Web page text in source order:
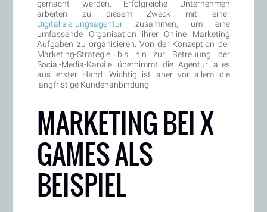
gemacht werden. Erfolgreiche Unternehmen
arbeiten zu diesem Zweck mit einer
Digitalisierungsagentur zusammen, um eine
umfassende Organisation ihrer Online Marketing
Aufgaben zu organisieren. Von der Konzeption der
Marketing-Strategie bis hin zur Betreuung der
Social-Media-Kanäle übernimmt die Agentur alles
aus erster Hand. Wichtig ist aber vor allem die
langfristige Kundenanbindung.
MARKETING BEI X
GAMES ALS
BEISPIEL